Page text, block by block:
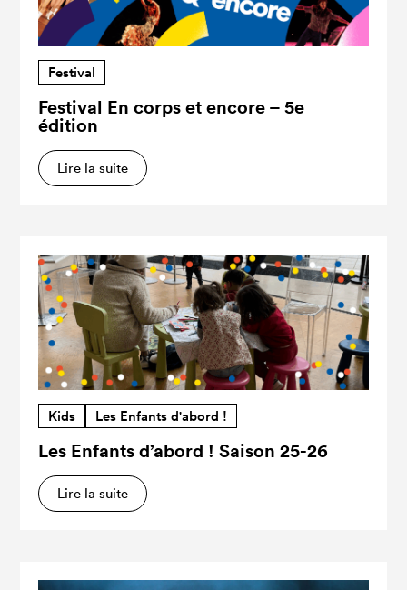
Festival
Festival En corps et encore – 5e
édition
Lire la suite
Kids Les Enfants d'abord !
Les Enfants d’abord ! Saison 25-26
Lire la suite